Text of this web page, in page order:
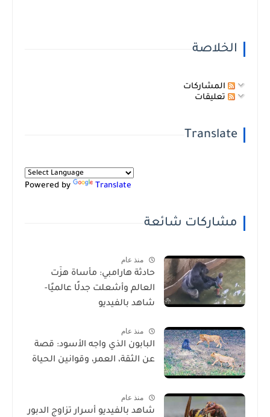
الخلاصة
المشاركات
تعليقات
Translate
Powered by Translate
مشاركات شائعة
منذ عام
حادثة هارامبي: مأساة هزّت
العالم وأشعلت جدلًا عالميًا-
شاهد بالفيديو
منذ عام
البابون الذي واجه الأسود: قصة
عن الثقة، العمر، وقوانين الحياة
منذ عام
شاهد بالفيديو أسرار تزاوج الدبور